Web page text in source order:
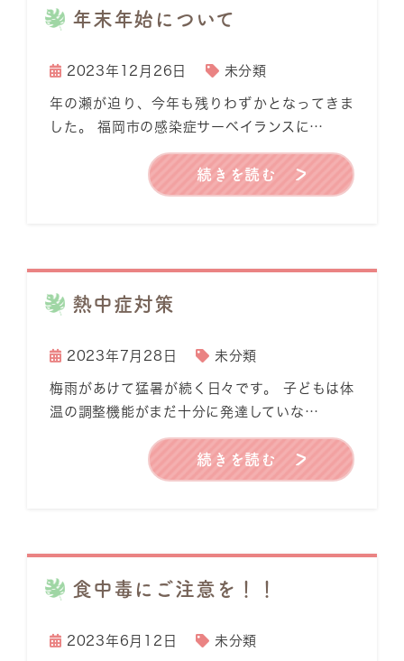
年末年始について
2023年12月26日 未分類
年の瀬が迫り、今年も残りわずかとなってきま
した。 福岡市の感染症サーベイランスに…
続きを読む
熱中症対策
2023年7月28日 未分類
梅雨があけて猛暑が続く日々です。 子どもは体
温の調整機能がまだ十分に発達していな…
続きを読む
食中毒にご注意を！！
2023年6月12日 未分類